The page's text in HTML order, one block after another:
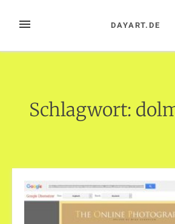
InhaltMENÜ DAYART.DE
Schlagwort: